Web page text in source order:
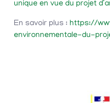
unique en vue du projet
En savoir plus : https://
environnementale-du-